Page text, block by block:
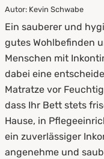
1. Vorteile von
2. Arten von
Autor: Kevin Schwabe
Ein sauberer und
gutes Wohlbefinden
Menschen mit
dabei eine
Matratze vor
dass Ihr Bett stets
Hause, in
ein zuverlässiger
angenehme und